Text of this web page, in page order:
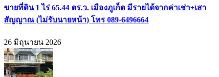
ขายที่ดิน 1 ไร่ 65.44 ตร.ว. เมืองภูเก็ต มีรายได้จากค่าเช่า+เสา
สัญญาณ (ไม่รับนายหน้า) โทร 089-6496664
26 มิถุนายน 2026